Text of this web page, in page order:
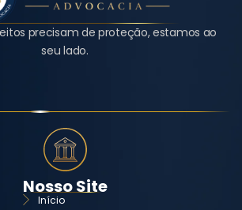
precisam de proteção, estamos ao
seu lado.
Nosso Site
Início